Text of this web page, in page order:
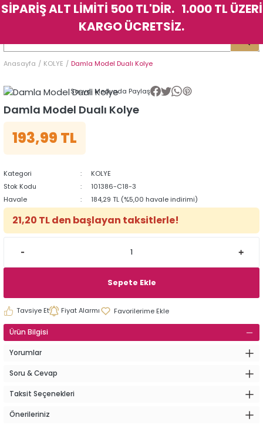
Geri Dön
Geri Dön
Geri Dön
Geri Dön
Geri Dön
Geri Dön
Anasayfa KOLYE Damla Model Dualı Kolye
Sosyal Medyada Paylaş
Damla Model Dualı Kolye
193,99 TL
Kategori
KOLYE
Stok Kodu
101386-C18-3
Havale
184,29 TL (%5,00 havale indirimi)
21,20 TL den başlayan taksitlerle!
Sepete Ekle
Tavsiye Et Fiyat Alarmı
Ürün Bilgisi
Yorumlar
Soru & Cevap
Taksit Seçenekleri
Önerileriniz
Geri Dön
Geri Dön
Geri Dön
Geri Dön
Geri Dön
Geri Dön
SİPARİŞ ALT LİMİTİ 500 TL'DİR. 1.000 TL ÜZERİ
KARGO ÜCRETSİZ.